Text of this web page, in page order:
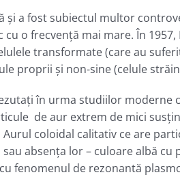
a fost subiectul multor
o frecvență mai mare. În
transformate (care au
proprii și non-sine (celule
în urma studiilor
de aur extrem de mici
coloidal calitativ ce are
absenţa lor – culoare albă cu
fenomenul de rezonantă